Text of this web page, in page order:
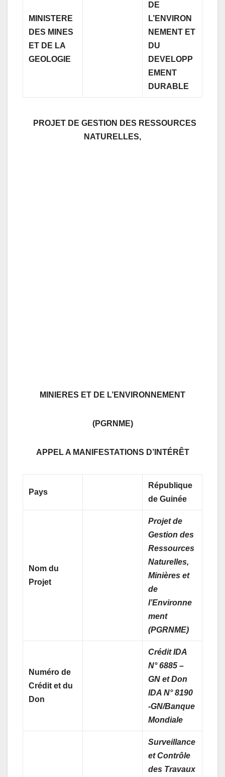
MINISTERE
DES MINES
ET DE LA
GEOLOGIE
DE
L’ENVIRON
NEMENT ET
DU
DEVELOPP
EMENT
DURABLE
PROJET DE GESTION DES RESSOURCES
NATURELLES,
MINIERES ET DE L’ENVIRONNEMENT
(PGRNME)
APPEL A MANIFESTATIONS D’INTÉRÊT
Pays
République
de Guinée
Nom du
Projet
Projet de
Gestion des
Ressources
Naturelles,
Minières et
de
l’Environne
ment
(PGRNME)
Numéro de
Crédit et du
Don
Crédit IDA
N° 6885 –
GN et Don
IDA N° 8190
-GN/Banque
Mondiale
Surveillance
et Contrôle
des Travaux